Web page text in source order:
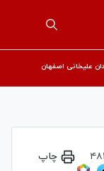
علیخانی اصفهان
چاپ